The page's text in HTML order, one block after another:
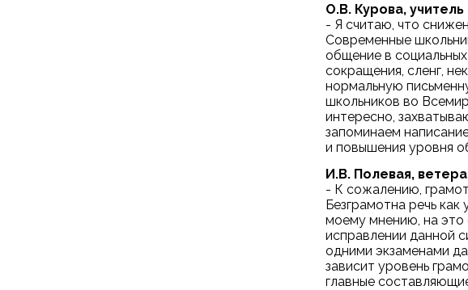
О.В. Курова,
- Я считаю, что
Современные
общение в
сокращения, сленг,
нормальную
школьников во
интересно,
запоминаем
и повышения уровня
И.В. Полевая,
- К сожалению,
Безграмотна речь
моему мнению, на это
исправлении данной
одними экзаменами
зависит уровень
главные